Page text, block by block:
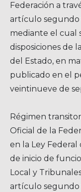
Federación a
artículo segundo
mediante el cual
disposiciones de
del Estado, en
publicado en el
veintinueve de
Régimen
Oficial de la
en la Ley Federal
de inicio de
Local y
artículo segundo